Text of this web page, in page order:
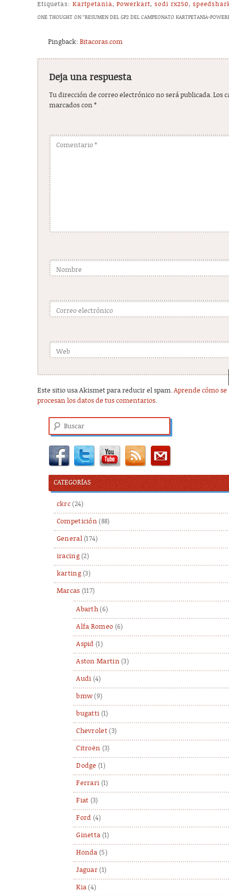
Etiquetas: Kartpetania,Powerkart,sodi rx250,
ONE THOUGHT ON “RESUMEN DEL GP2 DEL CAMPEONATO KARTPETANIA-
Pingback:Bitacoras.com
Deja una respuesta
Tu dirección de correo electrónico no será publicada. Los
marcados con*
Comentario*
Nombre
Correo electrónico
Web
Este sitio usa Akismet para reducir el spam.Aprende cómo se
procesan los datos de tus comentarios.
Buscar
CATEGORÍAS
ckrc(24)
Competición (88)
General(174)
iracing(2)
karting(3)
Marcas (117)
Abarth (6)
Alfa Romeo (6)
Aspid (1)
Aston Martin (3)
Audi (4)
bmw (9)
bugatti (1)
Chevrolet(3)
Citroën (3)
Dodge (1)
Ferrari (1)
Fiat (3)
Ford (4)
Ginetta (1)
Honda (5)
Jaguar (1)
Kia (4)